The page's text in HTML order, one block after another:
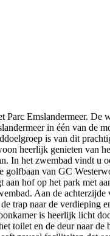
Parc Emslandermeer. De
in één van de
is van dit
heerlijk genieten van
In het zwembad vindt u
golfbaan van GC
hof op het park met
Aan de
trap naar de verdieping
is heerlijk licht
toilet en de deur naar de